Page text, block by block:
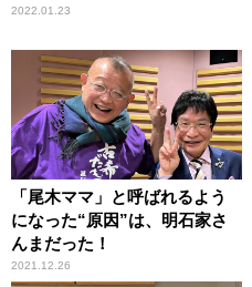
2022.01.23
「尾木ママ」と呼ばれるよう
になった“原因”は、明石家さ
んまだった！
2021.12.26